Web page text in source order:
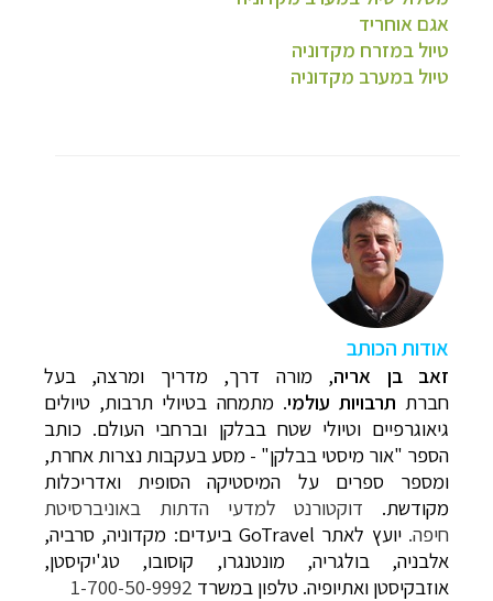
אגם אוחריד
טיול במזרח מקדוניה
טיול במערב מקדוניה
אודות הכותב
זאב בן אריה, מורה דרך, מדריך ומרצה, בעל
חברת תרבויות עולמי. מתמחה בטיולי תרבות, טיולים
גיאוגרפיים וטיולי שטח בבלקן וברחבי העולם. כותב
הספר "אור מיסטי בבלקן" - מסע בעקבות נצרות אחרת,
ומספר ספרים על המיסטיקה הסופית ואדריכלות
מקודשת. דוקטורנט למדעי הדתות באוניברסיטת
חיפה.
יועץ לאתר GoTravel ביעדים: מקדוניה, סרביה,
אלבניה, בולגריה, מונטנגרו, קוסובו, טג'יקיסטן,
אוזבקיסטן ואתיופיה. טלפון במשרד 1-700-50-9992